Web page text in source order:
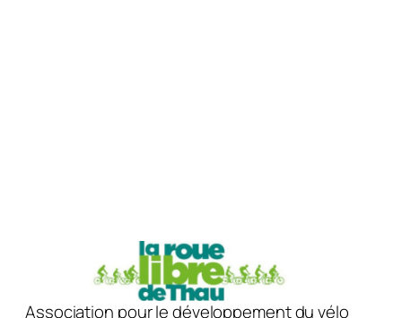
Association pour le développement du vélo